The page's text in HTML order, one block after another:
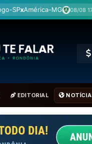
08/08 17:30 BRA
EDITORIAL